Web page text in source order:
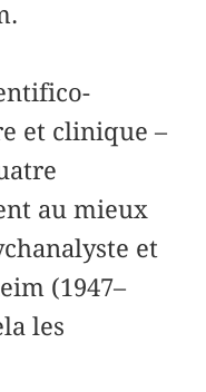
et clinique –
au mieux
et
(1947–
les